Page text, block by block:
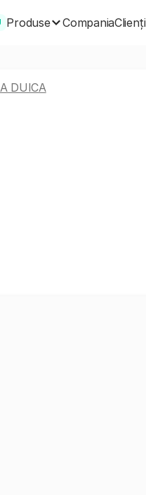
Produse CompaniaClienți
DUICA